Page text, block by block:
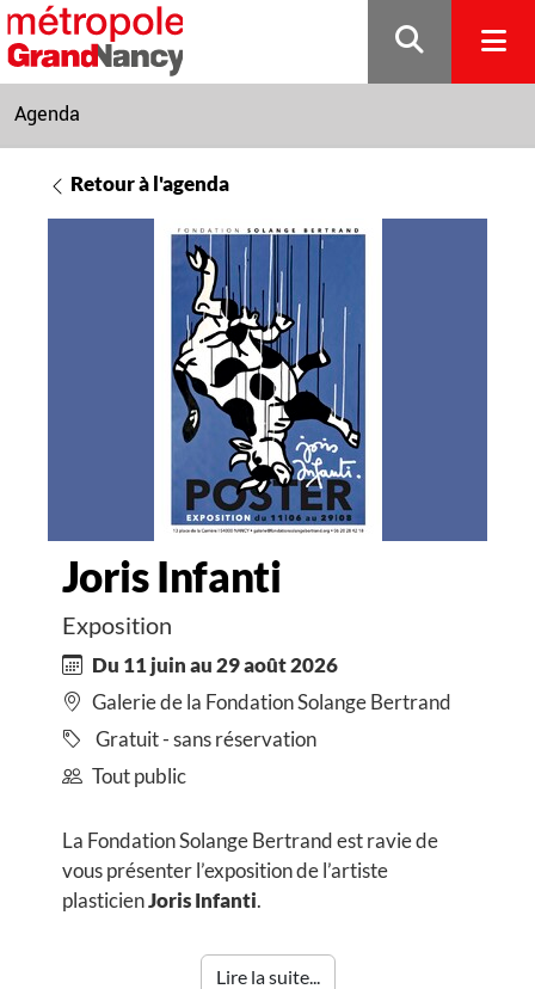
Gestion de vos préférences sur les cookies
Agenda
Retour à l'agenda
Joris Infanti
Exposition
Du 11 juin au 29 août 2026
Galerie de la Fondation Solange Bertrand
Gratuit - sans réservation
Tout public
La Fondation Solange Bertrand est ravie de
vous présenter l’exposition de l’artiste
plasticienJoris Infanti.
Lire la suite...